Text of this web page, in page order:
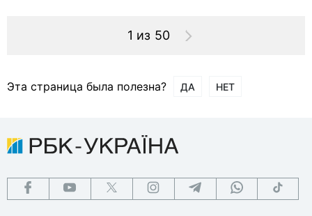
1 из 50
Эта страница была полезна? ДА НЕТ